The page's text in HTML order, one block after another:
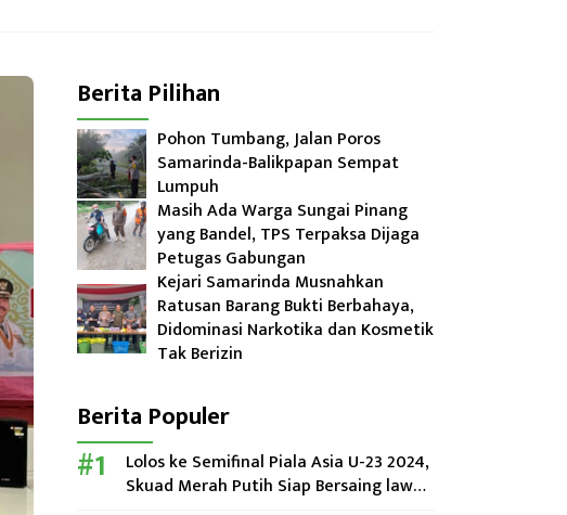
Berita Pilihan
Pohon Tumbang, Jalan Poros
Samarinda-Balikpapan Sempat
Lumpuh
Masih Ada Warga Sungai Pinang
yang Bandel, TPS Terpaksa Dijaga
Petugas Gabungan
Kejari Samarinda Musnahkan
Ratusan Barang Bukti Berbahaya,
Didominasi Narkotika dan Kosmetik
Tak Berizin
Berita Populer
Lolos ke Semifinal Piala Asia U-23 2024,
Skuad Merah Putih Siap Bersaing lawan